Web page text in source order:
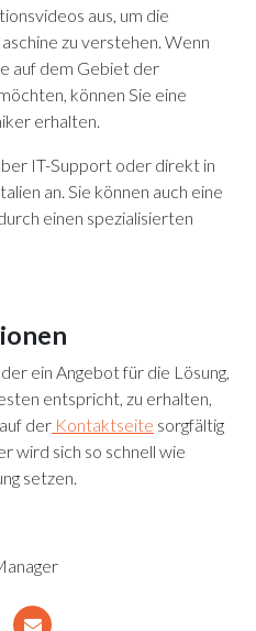
aus, um die
zu verstehen. Wenn
auf dem Gebiet der
können Sie eine
erhalten.
IT-Support oder direkt in
an. Sie können auch eine
einen spezialisierten
ein Angebot für die Lösung,
entspricht, zu erhalten,
der Kontaktseite sorgfältig
wird sich so schnell wie
setzen.